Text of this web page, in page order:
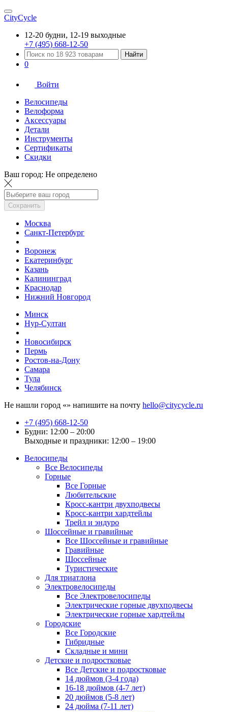
CityCycle
12-20 будни, 12-19 выходные
+7 (495) 668-12-50
Найти
0
Войти
Велосипеды
Велоформа
Аксессуары
Детали
Инструменты
Сертификаты
Скидки
Ваш город: Не определено
Сохранить
Москва
Санкт-Петербург
Воронеж
Екатеринбург
Казань
Калининград
Краснодар
Нижний Новгород
Минск
Нур-Султан
Новосибирск
Пермь
Ростов-на-Дону
Самара
Тула
Челябинск
Не нашли город «» напишите на почту hello@citycycle.ru
+7 (495) 668-12-50
Будни: 12:00 – 20:00
Выходные и праздники: 12:00 – 19:00
Велосипеды
Все Велосипеды
Горные
Все Горные
Любительские
Кросс-кантри двухподвесы
Кросс-кантри хардтейлы
Трейл и эндуро
Шоссейные и гравийные
Все Шоссейные и гравийные
Гравийные
Шоссейные
Туристические
Для триатлона
Электровелосипеды
Все Электровелосипеды
Электрические горные двухподвесы
Электрические горные хардтейлы
Городские
Все Городские
Гибридные
Складные и мини
Детские и подростковые
Все Детские и подростковые
14 дюймов (3-4 года)
16-18 дюймов (4-7 лет)
20 дюймов (5-8 лет)
24 дюйма (7-11 лет)